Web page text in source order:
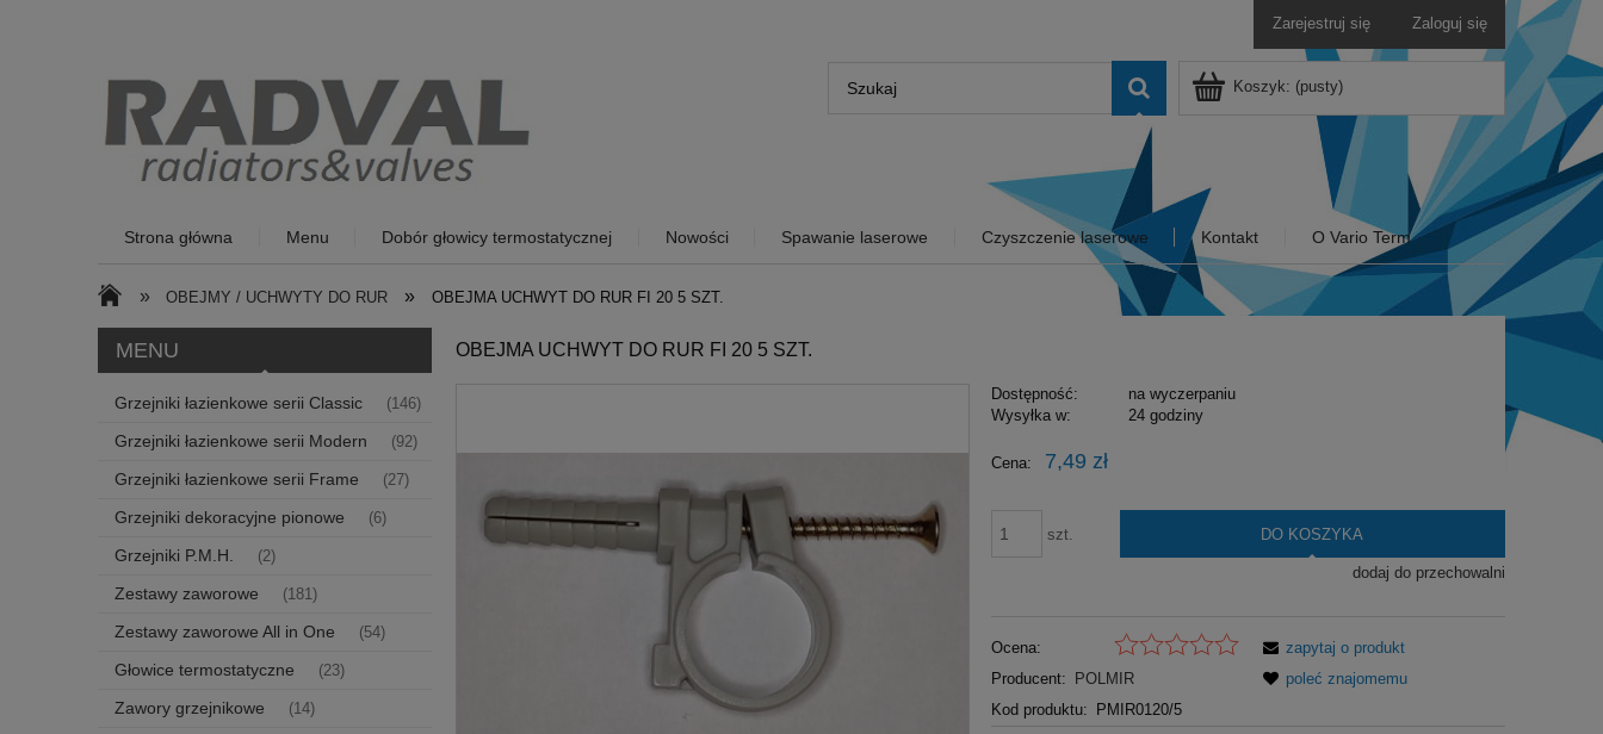
Zarejestruj się Zaloguj się
Koszyk: (pusty)
Strona główna Menu Dobór głowicy termostatycznej Nowości Spawanie laserowe Czyszczenie laserowe Kontakt O Vario Term
» OBEJMY / UCHWYTY DO RUR » OBEJMA UCHWYT DO RUR FI 20 5 SZT.
MENU
Grzejniki łazienkowe serii Classic (146)
Grzejniki łazienkowe serii Modern (92)
Grzejniki łazienkowe serii Frame (27)
Grzejniki dekoracyjne pionowe (6)
Grzejniki P.M.H. (2)
Zestawy zaworowe (181)
Zestawy zaworowe All in One (54)
Głowice termostatyczne (23)
Zawory grzejnikowe (14)
OBEJMA UCHWYT DO RUR FI 20 5 SZT.
Dostępność:
na wyczerpaniu
Wysyłka w:
24 godziny
Cena: 7,49 zł
szt. DO KOSZYKA
dodaj do przechowalni
Ocena:
Producent:
POLMIR
Kod produktu:
PMIR0120/5
zapytaj o produkt
poleć znajomemu